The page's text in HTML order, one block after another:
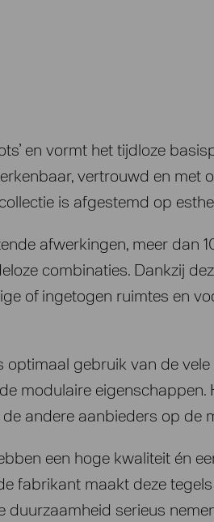
en vormt het tijdloze
vertrouwd en met
is afgestemd op
afwerkingen, meer dan
combinaties. Dankzij
of ingetogen ruimtes en
optimaal gebruik van de
modulaire eigenschappen.
andere aanbieders op de
een hoge kwaliteit én
fabrikant maakt deze
duurzaamheid serieus